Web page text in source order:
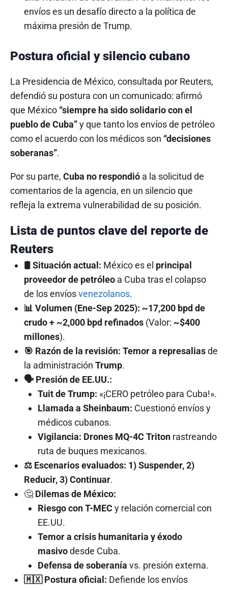
envíos es un desafío directo a la política de
máxima presión de Trump.
Postura oficial y silencio cubano
La Presidencia de México, consultada por Reuters,
defendió su postura con un comunicado: afirmó
que México “siempre ha sido solidario con el
pueblo de Cuba”y que tanto los envíos de petróleo
como el acuerdo con los médicos son “decisiones
soberanas”.
Por su parte, Cuba no respondió a la solicitud de
comentarios de la agencia, en un silencio que
refleja la extrema vulnerabilidad de su posición.
Lista de puntos clave del reporte de
Reuters
🛢️ Situación actual: México es el principal
proveedor de petróleo a Cuba tras el colapso
de los envíosvenezolanos.
📊 Volumen (Ene-Sep 2025): ~17,200 bpd de
crudo + ~2,000 bpd refinados (Valor: ~$400
millones).
🎯 Razón de la revisión: Temor a represaliasde
la administración Trump.
🗣️ Presión de EE.UU.:
Tuit de Trump: «¡CERO petróleo para Cuba!».
Llamada a Sheinbaum: Cuestionó envíos y
médicos cubanos.
Vigilancia: Drones MQ-4C Triton rastreando
ruta de buques mexicanos.
⚖️ Escenarios evaluados: 1) Suspender, 2)
Reducir, 3) Continuar.
🤔 Dilemas de México:
Riesgo con T-MECy relación comercial con
EE.UU.
Temor a crisis humanitaria y éxodo
masivodesde Cuba.
Defensa de soberanía vs. presión externa.
🇲🇽 Postura oficial: Defiende los envíos